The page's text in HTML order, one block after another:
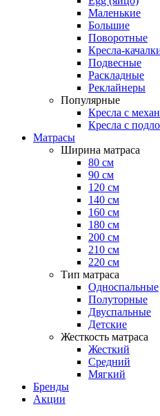
Маленькие
Большие
Поворотные
Кресла-
Подвесные
Раскладные
Реклайнеры
Популярные
Кресла с
Кресла с
Матрасы
Ширина матраса
80 см
90 см
120 см
140 см
160 см
180 см
200 см
210 см
220 см
Тип матраса
Односпальные
Полуторные
Двуспальные
Детские
Жесткость матраса
Жесткий
Средний
Мягкий
Бренды
Акции